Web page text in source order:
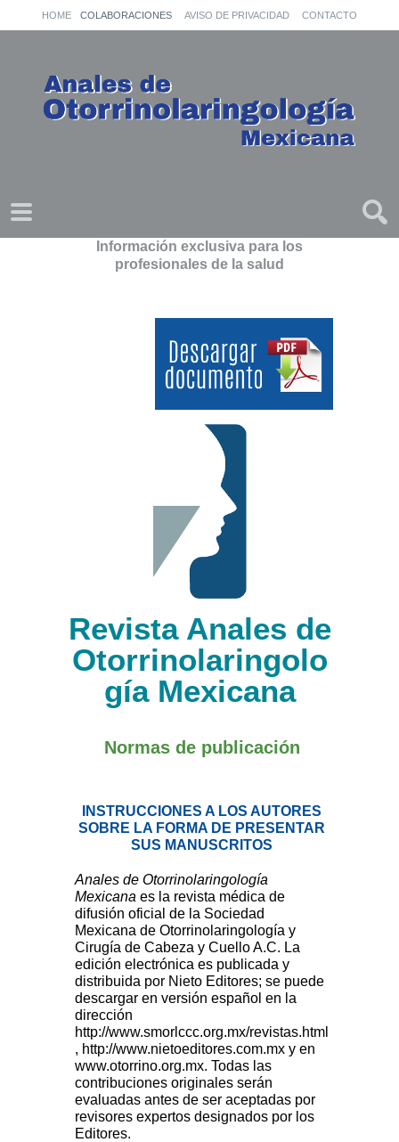
HOME COLABORACIONES AVISO DE PRIVACIDAD CONTACTO
Información exclusiva para los
profesionales de la salud
Revista Anales de
Otorrinolaringolo
gía Mexicana
Normas de publicación
INSTRUCCIONES A LOS AUTORES
SOBRE LA FORMA DE PRESENTAR
SUS MANUSCRITOS
Anales de Otorrinolaringología
Mexicana es la revista médica de
difusión oficial de la Sociedad
Mexicana de Otorrinolaringología y
Cirugía de Cabeza y Cuello A.C. La
edición electrónica es publicada y
distribuida por Nieto Editores; se puede
descargar en versión español en la
dirección
http://www.smorlccc.org.mx/revistas.html
, http://www.nietoeditores.com.mx y en
www.otorrino.org.mx. Todas las
contribuciones originales serán
evaluadas antes de ser aceptadas por
revisores expertos designados por los
Editores.